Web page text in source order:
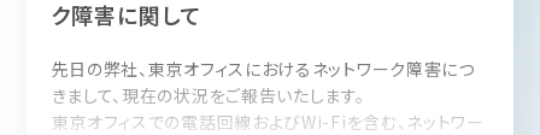
ク障害に関して
先日の弊社、東京オフィスにおけるネットワーク障害につ
きまして、現在の状況をご報告いたします。
東京オフィスでの電話回線およびWi-Fiを含む、ネットワー